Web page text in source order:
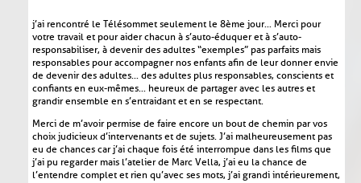
j’ai rencontré le Télésommet seulement le 8ème jour... Merci pour
votre travail et pour aider chacun à s’auto-éduquer et à s’auto-
responsabiliser, à devenir des adultes “exemples” pas parfaits mais
responsables pour accompagner nos enfants afin de leur donner envie
de devenir des adultes... des adultes plus responsables, conscients et
confiants en eux-mêmes... heureux de partager avec les autres et
grandir ensemble en s’entraidant et en se respectant.
Merci de m’avoir permise de faire encore un bout de chemin par vos
choix judicieux d’intervenants et de sujets. J’ai malheureusement pas
eu de chances car j’ai chaque fois été interrompue dans les films que
j’ai pu regarder mais l’atelier de Marc Vella, j’ai eu la chance de
l’entendre complet et rien qu’avec ses mots, j’ai grandi intérieurement,